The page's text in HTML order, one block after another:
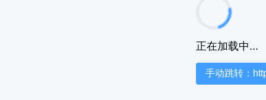
正在加载中...
手动跳转：